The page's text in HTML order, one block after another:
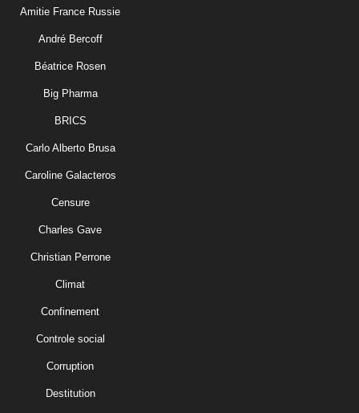
Amitie France Russie
André Bercoff
Béatrice Rosen
Big Pharma
BRICS
Carlo Alberto Brusa
Caroline Galacteros
Censure
Charles Gave
Christian Perrone
Climat
Confinement
Controle social
Corruption
Destitution